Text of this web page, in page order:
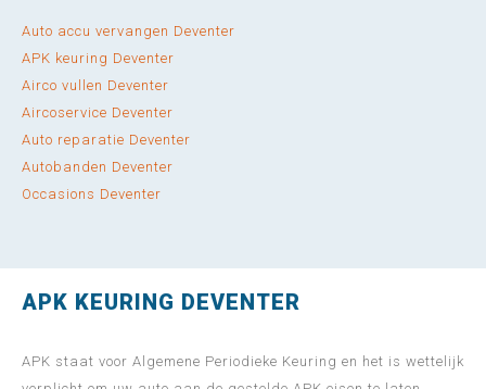
Auto accu vervangen Deventer
APK keuring Deventer
Airco vullen Deventer
Aircoservice Deventer
Auto reparatie Deventer
Autobanden Deventer
Occasions Deventer
APK KEURING DEVENTER
APK staat voor Algemene Periodieke Keuring en het is wettelijk